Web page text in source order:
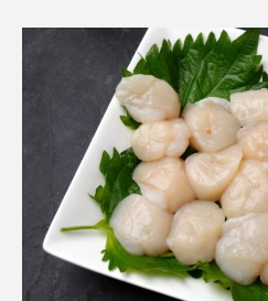
ウナギ ウ
ウマヅラハギ ウミウシ
エゾアイナメ エッセイ
オオグソクムシ オオサ
オショロコマ オスカー